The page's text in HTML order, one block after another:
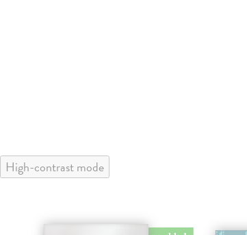
High-contrast mode